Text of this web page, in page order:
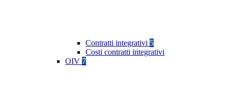
Contratti integrativi 5
Costi contratti integrativi
OIV 7